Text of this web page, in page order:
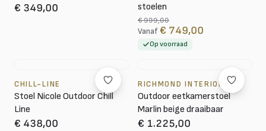
€ 349,00
stoelen
€ 999,00
Vanaf € 749,00
Op voorraad
CHILL-LINE
Stoel Nicole Outdoor Chill
Line
€ 438,00
RICHMOND INTERIORS
Outdoor eetkamerstoel
Marlin beige draaibaar
€ 1.225,00